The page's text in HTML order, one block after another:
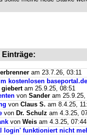
Einträge:
am 23.7.26, 03:11
kostenlosen
giebertam 25.9.25, 08:51
von Sander am 25.9.25,
von Claus S. am 8.4.25,
von Dr. Schulz am 4.3.25,
von Weis am 4.3.25, 07:44
login' funktioniert nicht